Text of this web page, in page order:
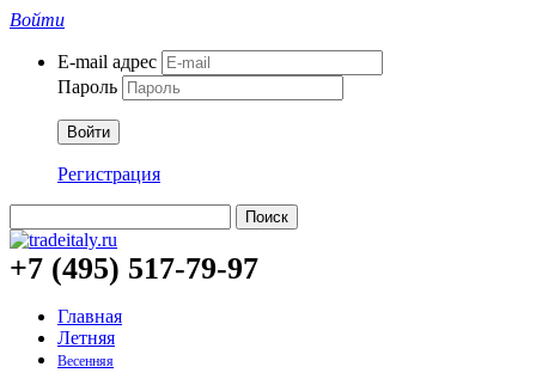
Войти
E-mail адрес
Пароль
Войти
Регистрация
Поиск
+7 (495) 517-79-97
Главная
Летняя
Весенняя